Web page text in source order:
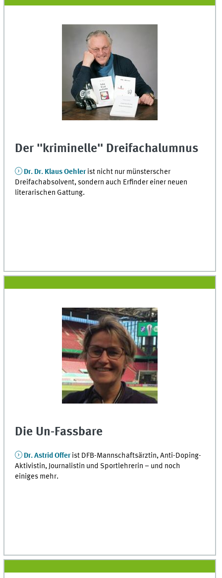
Der "kriminelle" Dreifachalumnus
Dr. Dr. Klaus Oehlerist nicht nur münsterscher
Dreifachabsolvent, sondern auch Erfinder einer neuen
literarischen Gattung.
Die Un-Fassbare
Dr. Astrid Offerist DFB-Mannschaftsärztin, Anti-Doping-
Aktivistin, Journalistin und Sportlehrerin – und noch
einiges mehr.